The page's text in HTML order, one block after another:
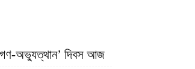
অভ্যুত্থান’ দিবস আজ